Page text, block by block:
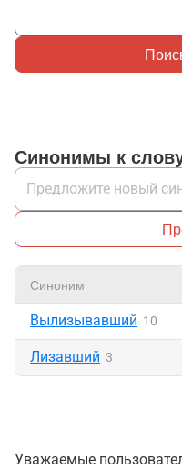
Синонимы к
Синоним
Вылизывавший 10
Лизавший 3
Уважаемые